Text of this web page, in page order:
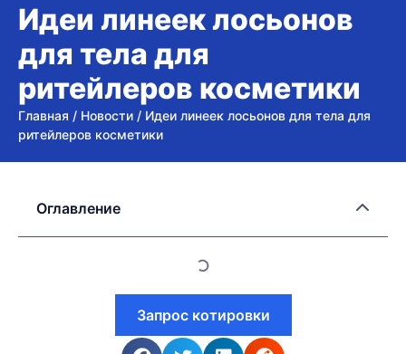
Идеи линеек лосьонов
для тела для
ритейлеров косметики
Главная / Новости / Идеи линеек лосьонов для тела для
ритейлеров косметики
Оглавление
Запрос котировки